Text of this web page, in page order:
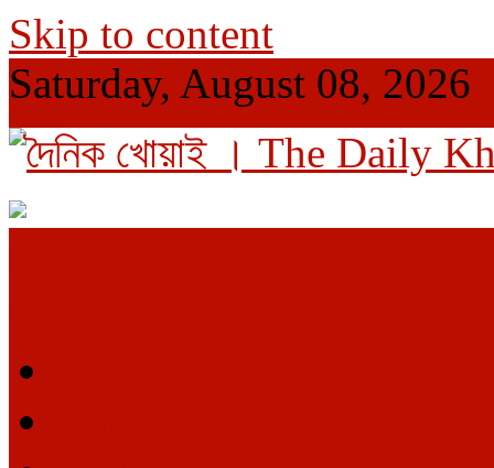
Skip to content
Saturday, August 08, 2026
দৈনিক খোয়াই । The Daily Khowai
Official Newspaper